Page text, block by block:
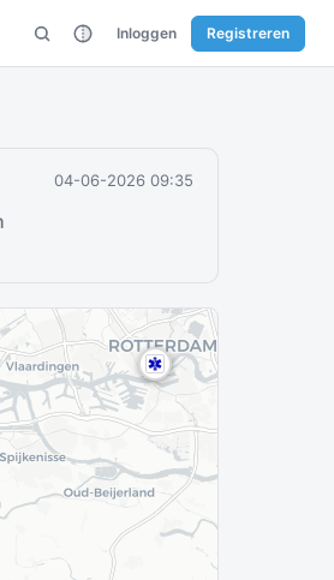
Inloggen Registreren
04-06-2026 09:35